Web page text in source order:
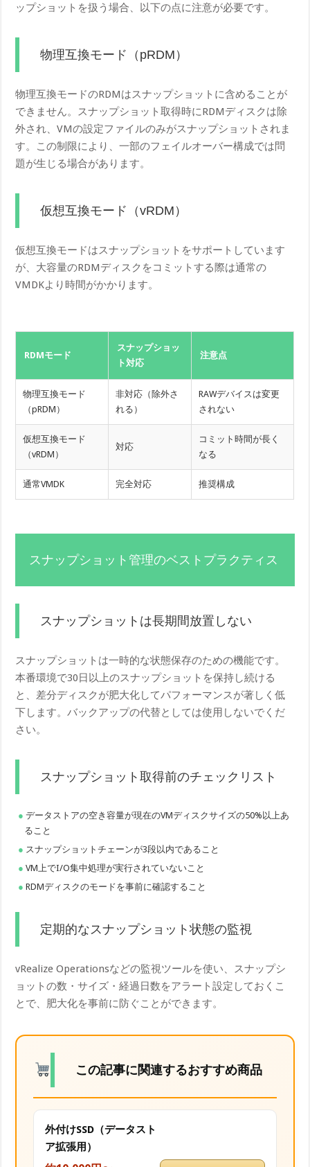
ップショットを扱う場合、以下の点に注意が必要です。
物理互換モード（pRDM）
物理互換モードのRDMはスナップショットに含めることが
できません。スナップショット取得時にRDMディスクは除
外され、VMの設定ファイルのみがスナップショットされま
す。この制限により、一部のフェイルオーバー構成では問
題が生じる場合があります。
仮想互換モード（vRDM）
仮想互換モードはスナップショットをサポートしています
が、大容量のRDMディスクをコミットする際は通常の
VMDKより時間がかかります。
RDMモード
スナップショッ
ト対応
注意点
物理互換モード
（pRDM）
非対応（除外さ
れる）
RAWデバイスは変更
されない
仮想互換モード
（vRDM）
対応
コミット時間が長く
なる
通常VMDK 完全対応 推奨構成
スナップショット管理のベストプラクティス
スナップショットは長期間放置しない
スナップショットは一時的な状態保存のための機能です。
本番環境で30日以上のスナップショットを保持し続ける
と、差分ディスクが肥大化してパフォーマンスが著しく低
下します。バックアップの代替としては使用しないでくだ
さい。
スナップショット取得前のチェックリスト
データストアの空き容量が現在のVMディスクサイズの50%以上あ
ること
スナップショットチェーンが3段以内であること
VM上でI/O集中処理が実行されていないこと
RDMディスクのモードを事前に確認すること
定期的なスナップショット状態の監視
vRealize Operationsなどの監視ツールを使い、スナップシ
ョットの数・サイズ・経過日数をアラート設定しておくこ
とで、肥大化を事前に防ぐことができます。
この記事に関連するおすすめ商品
外付けSSD（データスト
ア拡張用）